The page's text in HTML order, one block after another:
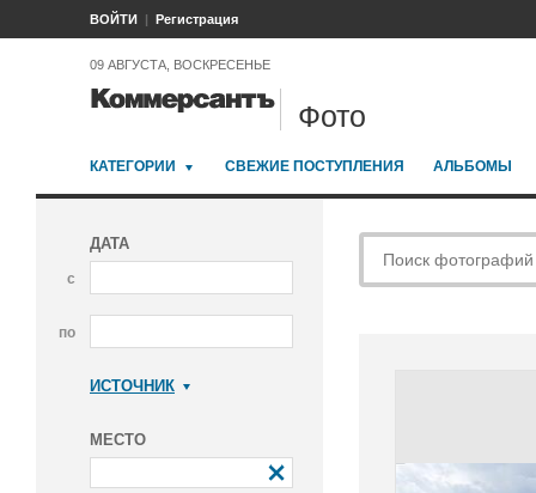
ВОЙТИ Регистрация
09 АВГУСТА, ВОСКРЕСЕНЬЕ
Фото
КАТЕГОРИИ СВЕЖИЕ ПОСТУПЛЕНИЯ АЛЬБОМЫ
ДАТА
с
по
ИСТОЧНИК
МЕСТО